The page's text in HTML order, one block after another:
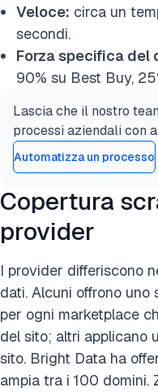
Veloce: circa un
secondi.
Forza specifica del
90% su Best Buy,
Lascia che il nostro
processi aziendali con
Automatizza un processo
Copertura
provider
I provider differiscono
dati. Alcuni offrono
per ogni marketplace
del sito; altri applicano
sito. Bright Data ha
ampia tra i 100 domini.